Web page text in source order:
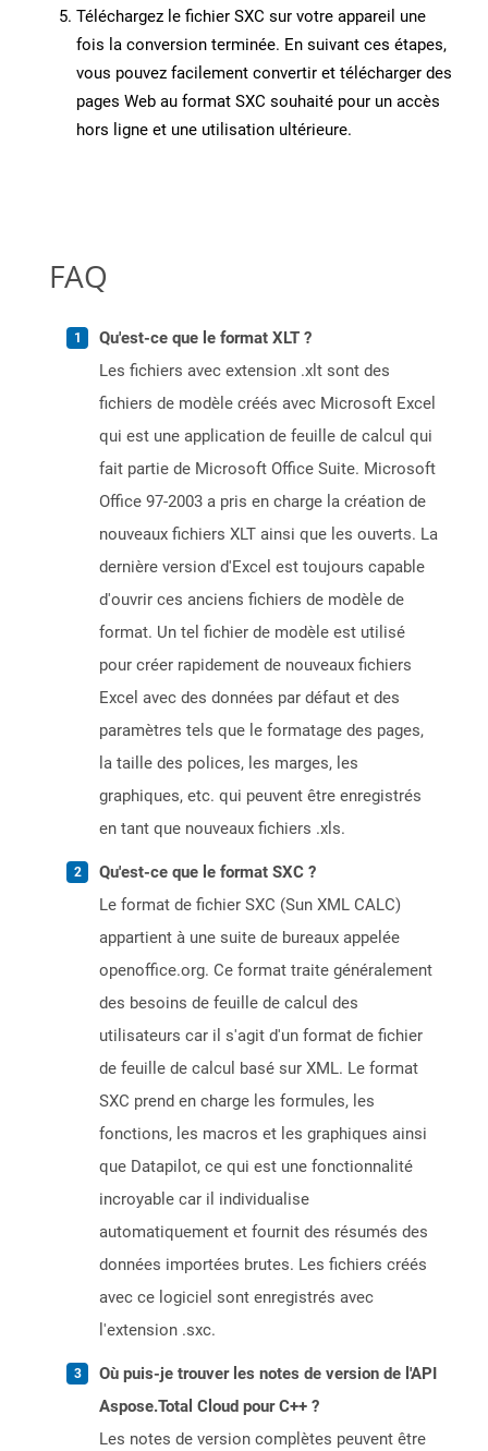
Téléchargez le fichier SXC sur votre appareil une
fois la conversion terminée. En suivant ces étapes,
vous pouvez facilement convertir et télécharger des
pages Web au format SXC souhaité pour un accès
hors ligne et une utilisation ultérieure.
FAQ
Qu'est-ce que le format XLT ?
Les fichiers avec extension .xlt sont des
fichiers de modèle créés avec Microsoft Excel
qui est une application de feuille de calcul qui
fait partie de Microsoft Office Suite. Microsoft
Office 97-2003 a pris en charge la création de
nouveaux fichiers XLT ainsi que les ouverts. La
dernière version d'Excel est toujours capable
d'ouvrir ces anciens fichiers de modèle de
format. Un tel fichier de modèle est utilisé
pour créer rapidement de nouveaux fichiers
Excel avec des données par défaut et des
paramètres tels que le formatage des pages,
la taille des polices, les marges, les
graphiques, etc. qui peuvent être enregistrés
en tant que nouveaux fichiers .xls.
Qu'est-ce que le format SXC ?
Le format de fichier SXC (Sun XML CALC)
appartient à une suite de bureaux appelée
openoffice.org. Ce format traite généralement
des besoins de feuille de calcul des
utilisateurs car il s'agit d'un format de fichier
de feuille de calcul basé sur XML. Le format
SXC prend en charge les formules, les
fonctions, les macros et les graphiques ainsi
que Datapilot, ce qui est une fonctionnalité
incroyable car il individualise
automatiquement et fournit des résumés des
données importées brutes. Les fichiers créés
avec ce logiciel sont enregistrés avec
l'extension .sxc.
Où puis-je trouver les notes de version de l'API
Aspose.Total Cloud pour C++ ?
Les notes de version complètes peuvent être